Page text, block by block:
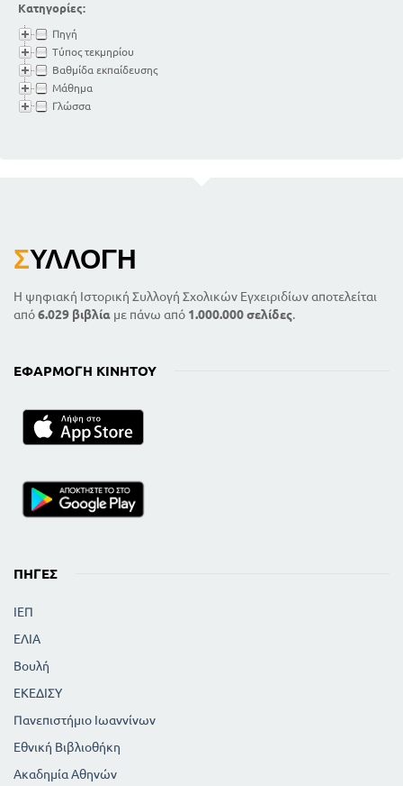
Κατηγορίες:
Πηγή
Τύπος τεκμηρίου
Βαθμίδα εκπαίδευσης
Μάθημα
Γλώσσα
ΣΥΛΛΟΓΉ
Η ψηφιακή Ιστορική Συλλογή Σχολικών Εγχειριδίων αποτελείται
από6.029 βιβλία με πάνω από 1.000.000 σελίδες.
ΕΦΑΡΜΟΓΉ ΚΙΝΗΤΟΎ
ΠΗΓΈΣ
ΙΕΠ
ΕΛΙΑ
Βουλή
ΕΚΕΔΙΣΥ
Πανεπιστήμιο Ιωαννίνων
Εθνική Βιβλιοθήκη
Ακαδημία Αθηνών